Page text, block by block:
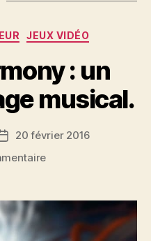
JEUX VIDÉO
: un
musical.
Date20 février 2016
sur
Harmony
un